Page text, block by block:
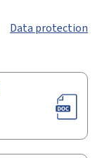
Data protection